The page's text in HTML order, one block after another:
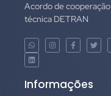
Acordo de cooperação
técnica DETRAN
Informações